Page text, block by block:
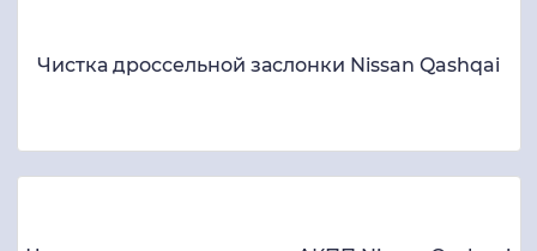
Чистка дроссельной заслонки Nissan Qashqai